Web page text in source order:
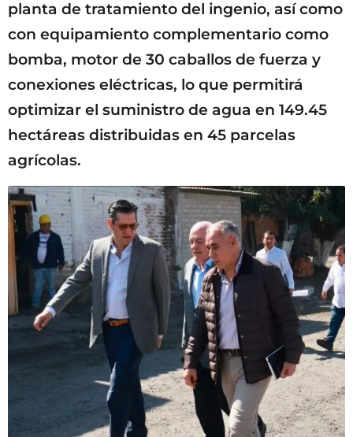
planta de tratamiento del ingenio, así como
con equipamiento complementario como
bomba, motor de 30 caballos de fuerza y
conexiones eléctricas, lo que permitirá
optimizar el suministro de agua en 149.45
hectáreas distribuidas en 45 parcelas
agrícolas.